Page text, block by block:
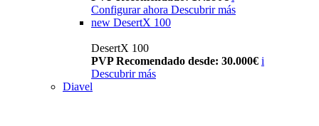
Configurar ahora Descubrir más
new DesertX 100
DesertX 100
PVP Recomendado desde: 30.000€ i
Descubrir más
Diavel